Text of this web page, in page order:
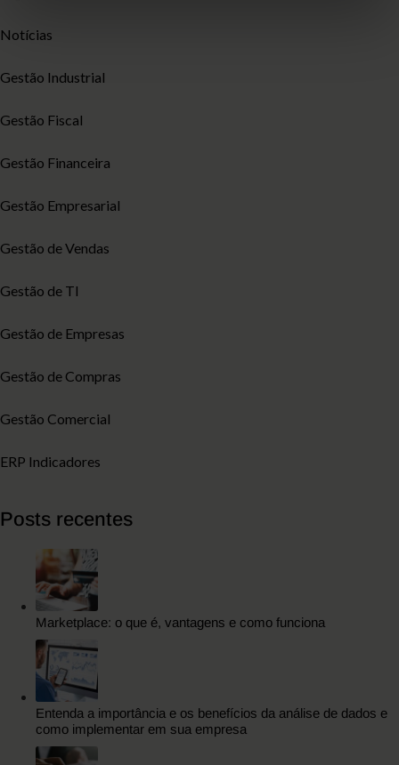
Notícias
Gestão Industrial
Gestão Fiscal
Gestão Financeira
Gestão Empresarial
Gestão de Vendas
Gestão de TI
Gestão de Empresas
Gestão de Compras
Gestão Comercial
ERP Indicadores
Posts recentes
Marketplace: o que é, vantagens e como funciona
Entenda a importância e os benefícios da análise de dados e
como implementar em sua empresa